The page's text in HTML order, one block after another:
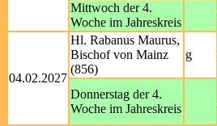
Mittwoch der 4.
Woche im Jahreskreis
04.02.2027
Hl. Rabanus Maurus,
Bischof von Mainz
(856)
g
Donnerstag der 4.
Woche im Jahreskreis